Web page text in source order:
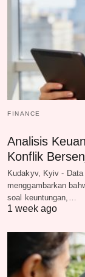
FINANCE
Analisis
Konflik
Kudakyv, Kyiv -
menggambarkan
soal keuntungan,…
1 week ago